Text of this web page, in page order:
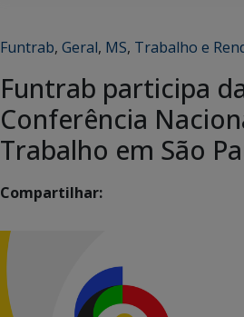
Funtrab, Geral, MS, Trabalho e
Funtrab participa
Conferência
Trabalho em São
Compartilhar: